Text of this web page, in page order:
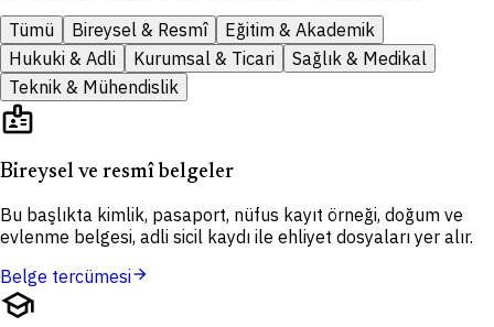
Tümü
Bireysel & Resmî
Eğitim & Akademik
Hukuki & Adli
Kurumsal & Ticari
Sağlık & Medikal
Teknik & Mühendislik
badge
Bireysel ve resmî belgeler
Bu başlıkta kimlik, pasaport, nüfus kayıt örneği, doğum ve
evlenme belgesi, adli sicil kaydı ile ehliyet dosyaları yer alır.
Belge tercümesiarrow_forward
school